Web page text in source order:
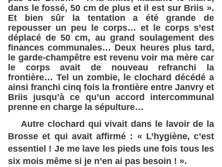
dans le fossé, 50 cm de plus et il est sur Briis ».
Et bien sûr la tentation a été grande de
repousser un peu le corps… et le corps s’est
déplacé de 50 cm, au grand soulagement des
finances communales… Deux heures plus tard,
le garde-champêtre est revenu voir ma mère car
le corps avait de nouveau refranchi la
frontière… Tel un zombie, le clochard décédé a
ainsi franchi cinq fois la frontière entre Janvry et
Briis jusqu’à ce qu’un accord intercommunal
prenne en charge la sépulture…
Autre clochard qui vivait dans le lavoir de la
Brosse et qui avait affirmé : « L’hygiène, c’est
essentiel ! Je me lave les pieds une fois tous les
six mois même si je n’en ai pas besoin ! ».